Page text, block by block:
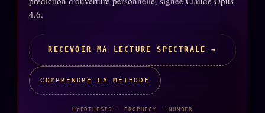
Compte Suspendu
Les Limites
Catalogue
4.6.
RECEVOIR MA LECTURE SPECTRALE →
COMPRENDRE LA MÉTHODE
HYPOTHESIS · PROPHECY · NUMBER